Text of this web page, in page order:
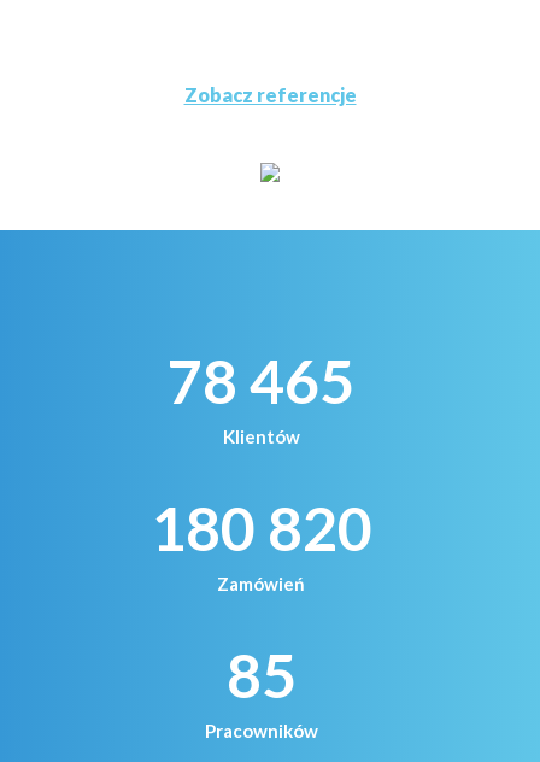
Zobacz referencje
78 465
Klientów
180 820
Zamówień
85
Pracowników